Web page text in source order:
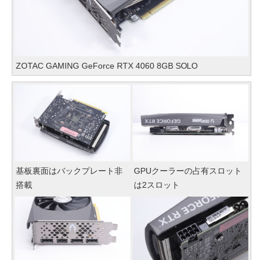
ZOTAC GAMING GeForce RTX 4060 8GB SOLO
基板裏面はバックプレート非
搭載
GPUクーラーの占有スロット
は2スロット